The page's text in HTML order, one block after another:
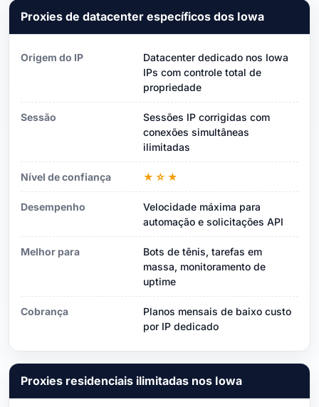
Proxies de datacenter específicos dos Iowa
Origem do IP
Datacenter dedicado nos Iowa
IPs com controle total de
propriedade
Sessão
Sessões IP corrigidas com
conexões simultâneas
ilimitadas
Nível de confiança ★☆★
Desempenho
Velocidade máxima para
automação e solicitações API
Melhor para
Bots de tênis, tarefas em
massa, monitoramento de
uptime
Cobrança
Planos mensais de baixo custo
por IP dedicado
Proxies residenciais ilimitadas nos Iowa